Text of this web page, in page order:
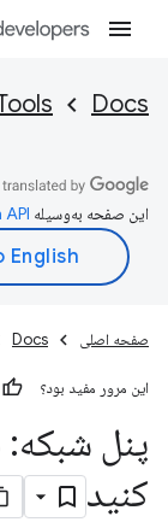
Docs
این صفحه به‌وسیله
صفحه اصلی Docs
این مرور مفید بود؟
پنل شبکه:
کنید